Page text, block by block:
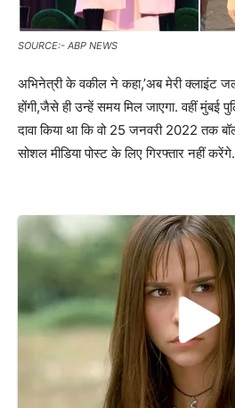
SOURCE:- ABP NEWS
अभिनेत्री के वकील ने कहा,’अब मेरी क्लाइंट
होंगी,जैसे ही उन्हें समय मिल जाएगा. वहीं मुंबई
दावा किया था कि वो 25 जनवरी 2022 तक
सोशल मीडिया पोस्ट के लिए गिरफ्तार नहीं करेंगे.